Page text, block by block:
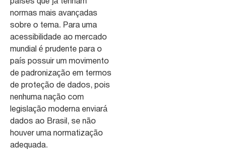
países que já tenham
normas mais avançadas
sobre o tema. Para uma
acessibilidade ao mercado
mundial é prudente para o
país possuir um movimento
de padronização em termos
de proteção de dados, pois
nenhuma nação com
legislação moderna enviará
dados ao Brasil, se não
houver uma normatização
adequada.